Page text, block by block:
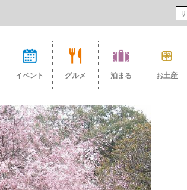
イベント グルメ 泊まる お土産